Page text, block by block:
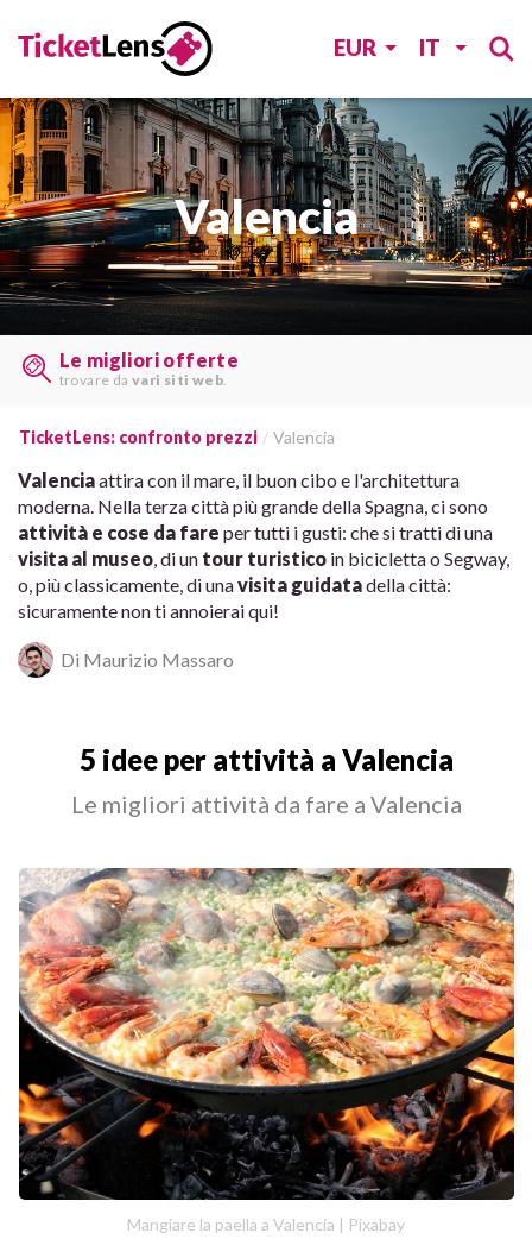
EUR IT
Valencia
Trovate i biglietti last minute
sumolti siti web
TicketLens: confronto prezzi Valencia
Valenciaattira con il mare, il buon cibo e l'architettura
moderna. Nella terza città più grande della Spagna, ci sono
attività e cose da fare per tutti i gusti: che si tratti di una
visita al museo , di un tour turistico in bicicletta o Segway,
o, più classicamente, di unavisita guidatadella città:
sicuramente non ti annoierai qui!
Di Maurizio Massaro
5 idee per attività a Valencia
Le migliori attività da fare a Valencia
Mangiare la paella a Valencia | Pixabay